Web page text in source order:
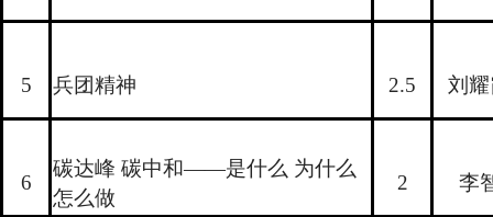
5 兵团精神 2.5 刘
6
碳达峰 碳中和——是什么 为什么
怎么做
2 李